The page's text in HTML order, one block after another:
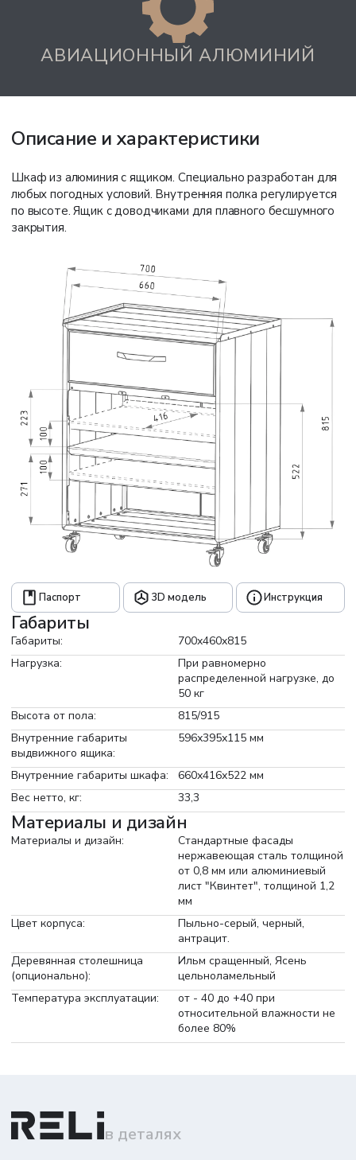
АВИАЦИОННЫЙ АЛЮМИНИЙ
Описание и характеристики
Шкаф из алюминия с ящиком. Специально разработан для
любых погодных условий. Внутренняя полка регулируется
по высоте. Ящик с доводчиками для плавного бесшумного
закрытия.
Паспорт 3D модель Инструкция
Габариты
Габариты:
700x460x815
Нагрузка:
При равномерно
распределенной нагрузке, до
50 кг
Высота от пола:
815/915
Внутренние габариты
выдвижного ящика:
596х395х115 мм
Внутренние габариты шкафа:
660х416х522 мм
Вес нетто, кг:
33,3
Материалы и дизайн
Материалы и дизайн:
Стандартные фасады
нержавеющая сталь толщиной
от 0,8 мм или алюминиевый
лист "Квинтет", толщиной 1,2
мм
Цвет корпуса:
Пыльно-серый, черный,
антрацит.
Деревянная столешница
(опционально):
Ильм сращенный, Ясень
цельноламельный
Температура эксплуатации:
от - 40 до +40 при
относительной влажности не
более 80%
в деталях